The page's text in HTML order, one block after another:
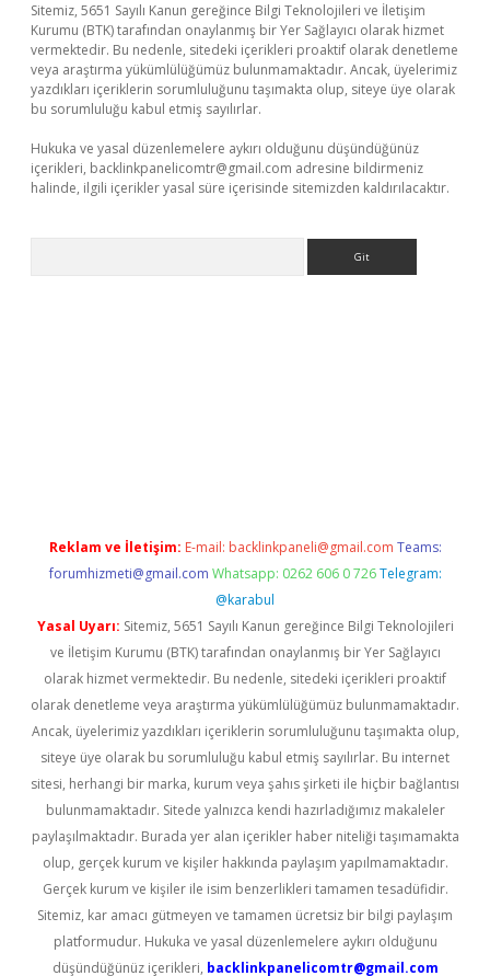
Sitemiz, 5651 Sayılı Kanun gereğince Bilgi Teknolojileri ve İletişim
Kurumu (BTK) tarafından onaylanmış bir Yer Sağlayıcı olarak hizmet
vermektedir. Bu nedenle, sitedeki içerikleri proaktif olarak denetleme
veya araştırma yükümlülüğümüz bulunmamaktadır. Ancak, üyelerimiz
yazdıkları içeriklerin sorumluluğunu taşımakta olup, siteye üye olarak
bu sorumluluğu kabul etmiş sayılırlar.
Hukuka ve yasal düzenlemelere aykırı olduğunu düşündüğünüz
içerikleri, backlinkpanelicomtr@gmail.com adresine bildirmeniz
halinde, ilgili içerikler yasal süre içerisinde sitemizden kaldırılacaktır.
Reklam ve İletişim: E-mail: backlinkpaneli@gmail.com Teams:
forumhizmeti@gmail.com Whatsapp: 0262 606 0 726 Telegram:
@karabul
Yasal Uyarı: Sitemiz, 5651 Sayılı Kanun gereğince Bilgi Teknolojileri
ve İletişim Kurumu (BTK) tarafından onaylanmış bir Yer Sağlayıcı
olarak hizmet vermektedir. Bu nedenle, sitedeki içerikleri proaktif
olarak denetleme veya araştırma yükümlülüğümüz bulunmamaktadır.
Ancak, üyelerimiz yazdıkları içeriklerin sorumluluğunu taşımakta olup,
siteye üye olarak bu sorumluluğu kabul etmiş sayılırlar. Bu internet
sitesi, herhangi bir marka, kurum veya şahıs şirketi ile hiçbir bağlantısı
bulunmamaktadır. Sitede yalnızca kendi hazırladığımız makaleler
paylaşılmaktadır. Burada yer alan içerikler haber niteliği taşımamakta
olup, gerçek kurum ve kişiler hakkında paylaşım yapılmamaktadır.
Gerçek kurum ve kişiler ile isim benzerlikleri tamamen tesadüfidir.
Sitemiz, kar amacı gütmeyen ve tamamen ücretsiz bir bilgi paylaşım
platformudur. Hukuka ve yasal düzenlemelere aykırı olduğunu
düşündüğünüz içerikleri, backlinkpanelicomtr@gmail.com